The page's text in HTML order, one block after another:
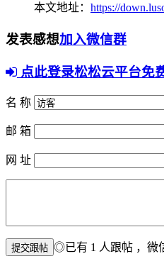
本文地址： https://
发表感想加入微信群
点此登录松松云平台免
名 称
邮 箱
网 址
◎已有 1 人跟帖 ，微